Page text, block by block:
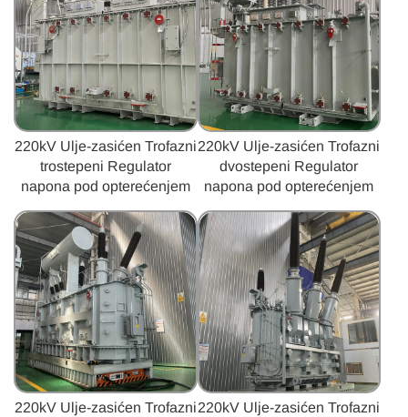
220kV Ulje-zasićen Trofazni
trostepeni Regulator
napona pod opterećenjem
220kV Ulje-zasićen Trofazni
dvostepeni Regulator
napona pod opterećenjem
220kV Ulje-zasićen Trofazni220kV Ulje-zasićen Trofazni